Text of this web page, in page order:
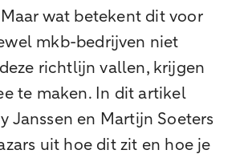
wat betekent dit voor
mkb-bedrijven niet
richtlijn vallen, krijgen
te maken. In dit artikel
Janssen en Martijn Soeters
uit hoe dit zit en hoe je